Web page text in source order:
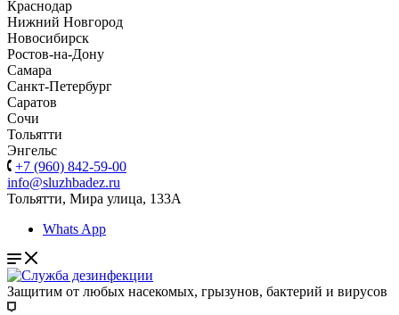
Краснодар
Нижний Новгород
Новосибирск
Ростов-на-Дону
Самара
Санкт-Петербург
Саратов
Сочи
Тольятти
Энгельс
+7 (960) 842-59-00
info@sluzhbadez.ru
Тольятти, Мира улица, 133А
Whats App
Защитим от любых насекомых, грызунов, бактерий и вирусов